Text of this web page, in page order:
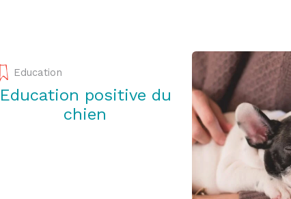
Education
Education positive du
chien